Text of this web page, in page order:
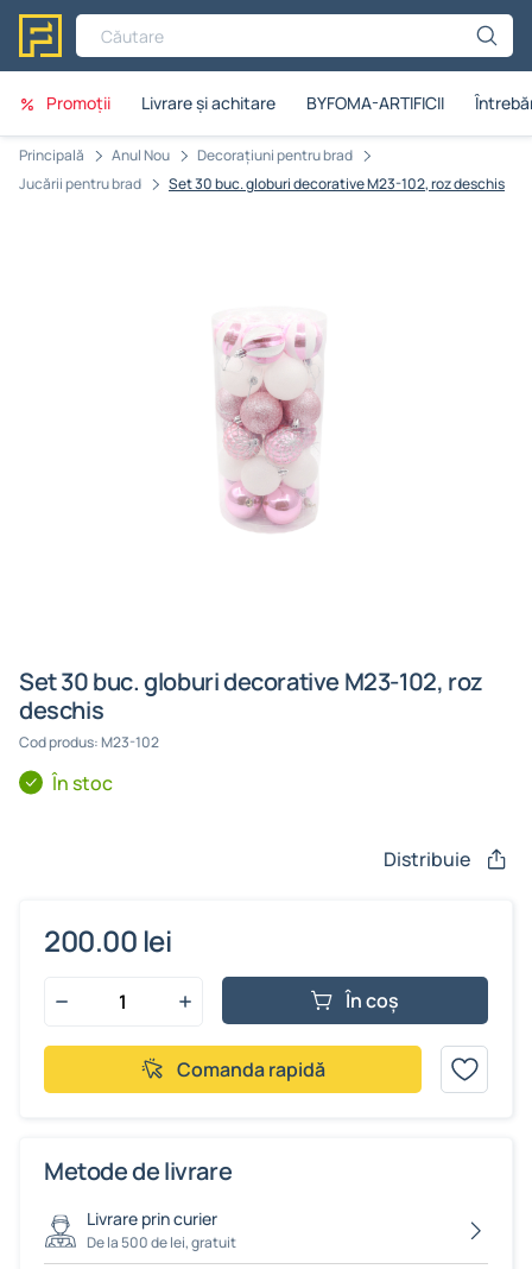
Căutare
Promoții Livrare și achitare BYFOMA-ARTIFICII
Principală Anul Nou
Decorațiuni pentru brad
Jucării pentru brad
Set 30 buc. globuri decorative M23-102, roz deschis
Set 30 buc. globuri decorative M23-102, roz
deschis
Cod produs: M23-102
În stoc
Distribuie
200.00 lei
În coș
Comanda rapidă
Metode de livrare
Livrare prin curier
De la 500 de lei, gratuit